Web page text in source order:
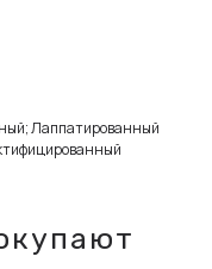
Лаппатированный